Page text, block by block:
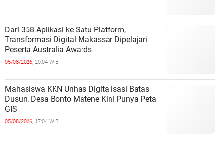
Dari 358 Aplikasi ke Satu Platform,
Transformasi Digital Makassar Dipelajari
Peserta Australia Awards
05/08/2026, 20:04 WIB
Mahasiswa KKN Unhas Digitalisasi Batas
Dusun, Desa Bonto Matene Kini Punya Peta
GIS
05/08/2026, 17:04 WIB